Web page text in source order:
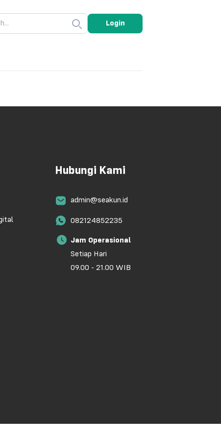
Login
Hubungi Kami
admin@seakun.id
082124852235
Jam Operasional
Setiap Hari
09.00 - 21.00 WIB